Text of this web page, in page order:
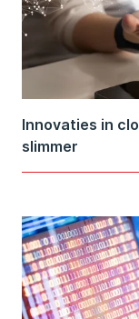
Innovaties in
slimmer